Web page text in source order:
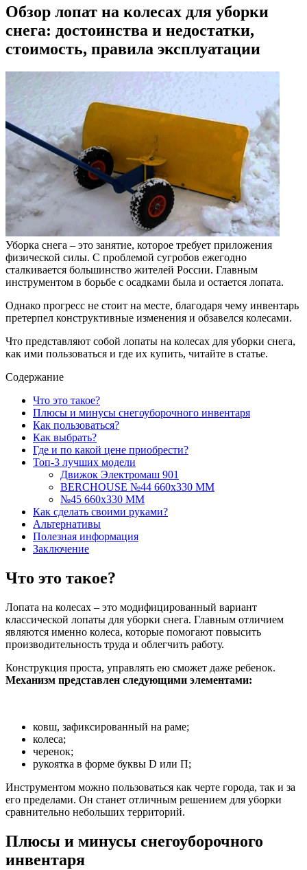
Обзор лопат на колесах для уборки
снега: достоинства и недостатки,
стоимость, правила эксплуатации
Уборка снега – это занятие, которое требует приложения
физической силы. С проблемой сугробов ежегодно
сталкивается большинство жителей России. Главным
инструментом в борьбе с осадками была и остается лопата.
Однако прогресс не стоит на месте, благодаря чему инвентарь
претерпел конструктивные изменения и обзавелся колесами.
Что представляют собой лопаты на колесах для уборки снега,
как ими пользоваться и где их купить, читайте в статье.
Содержание
Что это такое?
Плюсы и минусы снегоуборочного инвентаря
Как пользоваться?
Как выбрать?
Где и по какой цене приобрести?
Топ-3 лучших модели
Движок Электромаш 901
BERCHOUSE №44 660х330 ММ
№45 660х330 ММ
Как сделать своими руками?
Альтернативы
Полезная информация
Заключение
Что это такое?
Лопата на колесах – это модифицированный вариант
классической лопаты для уборки снега. Главным отличием
являются именно колеса, которые помогают повысить
производительность труда и облегчить работу.
Конструкция проста, управлять ею сможет даже ребенок.
Механизм представлен следующими элементами:
ковш, зафиксированный на раме;
колеса;
черенок;
рукоятка в форме буквы D или П;
Инструментом можно пользоваться как черте города, так и за
его пределами. Он станет отличным решением для уборки
сравнительно небольших территорий.
Плюсы и минусы снегоуборочного
инвентаря